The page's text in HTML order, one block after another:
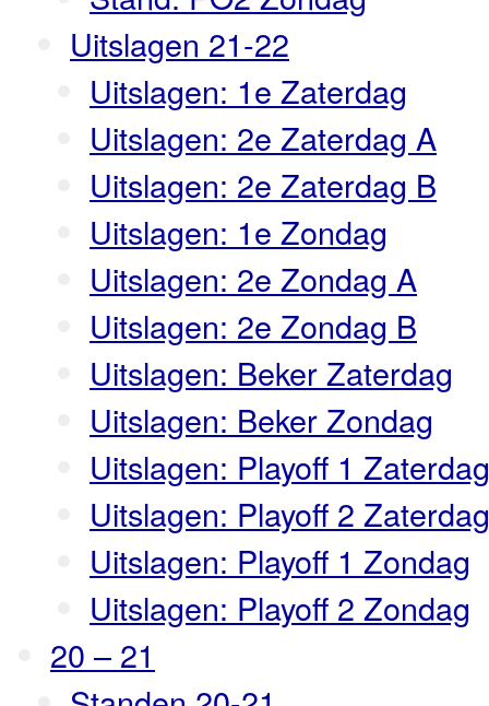
Uitslagen 21-22
Uitslagen: 1e Zaterdag
Uitslagen: 2e Zaterdag A
Uitslagen: 2e Zaterdag B
Uitslagen: 1e Zondag
Uitslagen: 2e Zondag A
Uitslagen: 2e Zondag B
Uitslagen: Beker Zaterdag
Uitslagen: Beker Zondag
Uitslagen: Playoff 1 Zaterdag
Uitslagen: Playoff 2 Zaterdag
Uitslagen: Playoff 1 Zondag
Uitslagen: Playoff 2 Zondag
20 – 21